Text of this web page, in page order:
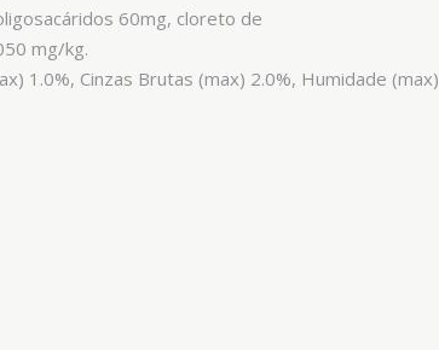
60mg, cloreto de
mg/kg.
1.0%, Cinzas Brutas (max) 2.0%, Humidade (max)